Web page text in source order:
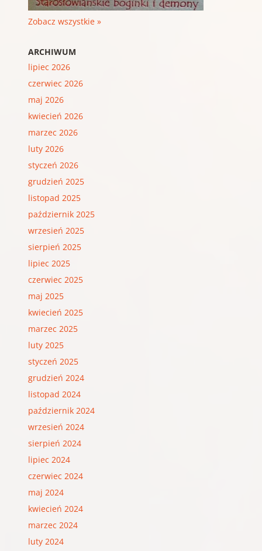
Zobacz wszystkie »
ARCHIWUM
lipiec 2026
czerwiec 2026
maj 2026
kwiecień 2026
marzec 2026
luty 2026
styczeń 2026
grudzień 2025
listopad 2025
październik 2025
wrzesień 2025
sierpień 2025
lipiec 2025
czerwiec 2025
maj 2025
kwiecień 2025
marzec 2025
luty 2025
styczeń 2025
grudzień 2024
listopad 2024
październik 2024
wrzesień 2024
sierpień 2024
lipiec 2024
czerwiec 2024
maj 2024
kwiecień 2024
marzec 2024
luty 2024